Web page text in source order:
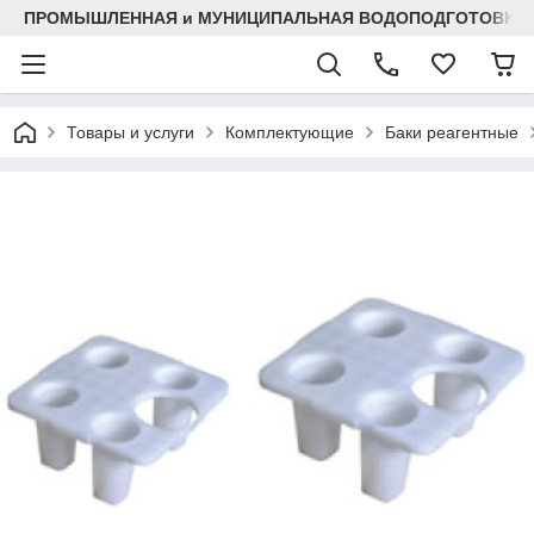
ПРОМЫШЛЕННАЯ и МУНИЦИПАЛЬНАЯ ВОДОПОДГОТОВКА
Товары и услуги Комплектующие Баки реагентные